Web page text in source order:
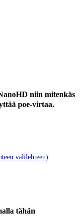
niin mitenkäs
poe-virtaa.
välilehteen)
tähän